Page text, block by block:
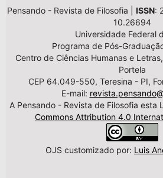
Pensando - Revista de Filosofia | ISSN:
10.26694
Universidade Federal
Programa de Pós-
Centro de Ciências Humanas e
Portela
CEP 64.049-550, Teresina - PI,
E-mail:
A Pensando - Revista de Filosofia esta
Commons Attribution 4.0
OJS customizado por: Luis